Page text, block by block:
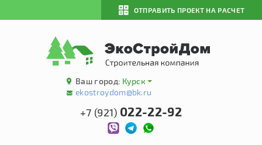
ОТПРАВИТЬ ПРОЕКТ НА РАСЧЕТ
Ваш город: Курск
ekostroydom@bk.ru
+7 (921) 022-22-92